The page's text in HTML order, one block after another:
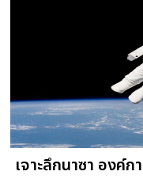
เจาะลึกนาซา องค์